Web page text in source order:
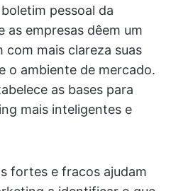
pessoal da
as empresas dêem um
com mais clareza suas
o ambiente de mercado.
as bases para
mais inteligentes e
fortes e fracos ajudam